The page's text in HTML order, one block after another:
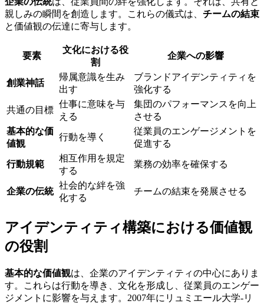
親しみの瞬間を創造します。これらの儀式は、 チームの結束
と価値観の伝達に寄与します。
要素
文化における役
割
企業への影響
創業神話
帰属意識を生み
出す
ブランドアイデンティティを
強化する
共通の目標
仕事に意味を与
える
集団のパフォーマンスを向上
させる
基本的な価
値観
行動を導く
従業員のエンゲージメントを
促進する
行動規範
相互作用を規定
する
業務の効率を確保する
企業の伝統
社会的な絆を強
化する
チームの結束を発展させる
アイデンティティ構築における価値観
の役割
基本的な価値観は、企業のアイデンティティの中心にありま
す。これらは行動を導き、文化を形成し、従業員のエンゲー
ジメントに影響を与えます。2007年にリュミエール大学-リ